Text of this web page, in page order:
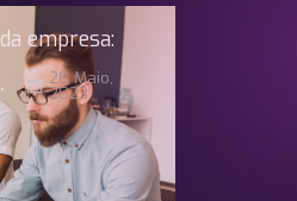
empresa:
, 20 Maio,
2023